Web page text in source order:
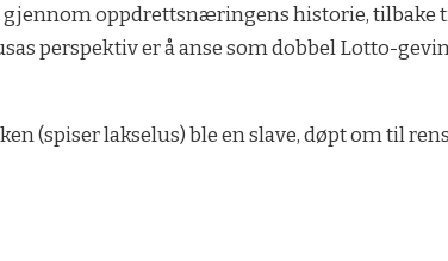
gjennom oppdrettsnæringens historie,
perspektiv er å anse som dobbel Lotto-
(spiser lakselus) ble en slave, døpt om til